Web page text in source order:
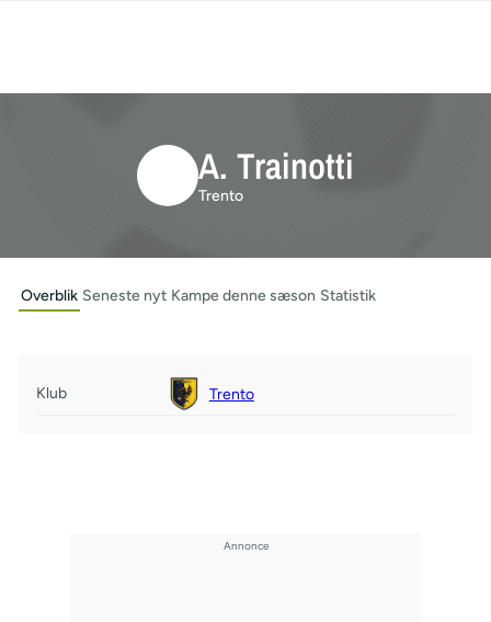
A. Trainotti
Trento
Overblik Seneste nyt Kampe denne sæson Statistik
Klub Trento